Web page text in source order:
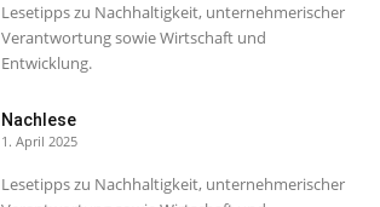
Lesetipps zu Nachhaltigkeit, unternehmerischer
Verantwortung sowie Wirtschaft und
Entwicklung.
Nachlese
1. April 2025
Lesetipps zu Nachhaltigkeit, unternehmerischer